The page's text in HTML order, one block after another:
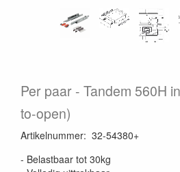
Per paar
Tandem 560H
to-open)
Artikelnummer: 32-54380+
- Belastbaar tot 30kg